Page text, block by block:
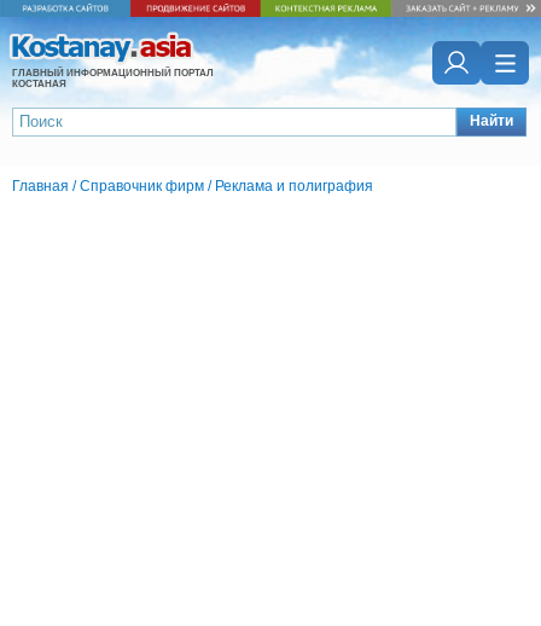
ГЛАВНЫЙ ИНФОРМАЦИОННЫЙ ПОРТАЛ
КОСТАНАЯ
Найти
Главная /Справочник фирм / Реклама и полиграфия